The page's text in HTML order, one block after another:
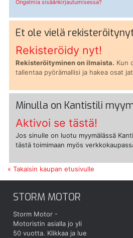
Ongelmia sisäänkirjautumisessa?
Et ole vielä
Rekisteröidy nyt!
Rekisteröityminen on ilmaista. Kun
tallentaa pyörämallisi ja hakea osat
Minulla on Kantistili
Aktivoi se tästä!
Jos sinulle on luotu myymälässä
tästä toimimaan myös
« Takaisin kaupan etusivulle
STORM MOTOR
Storm Motor -
Motoristin asialla jo yli
50 vuotta. Klikkaa ja lue